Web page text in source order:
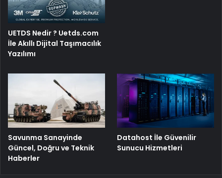
UETDS Nedir ? Uetds.com
İle Akıllı Dijital Taşımacılık
Yazılımı
Savunma Sanayinde
Güncel, Doğru ve Teknik
Haberler
Datahost İle Güvenilir
Sunucu Hizmetleri